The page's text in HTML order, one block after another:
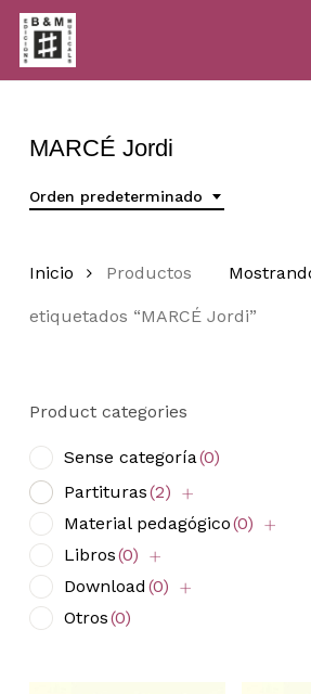
Skip
main
content
MARCÉ Jordi
Orden predeterminado
Inicio Productos
etiquetados “MARCÉ Jordi”
Product categories
Sense categoría(0)
Partituras(2)
Material pedagógico(0)
Libros(0)
Download (0)
Otros(0)